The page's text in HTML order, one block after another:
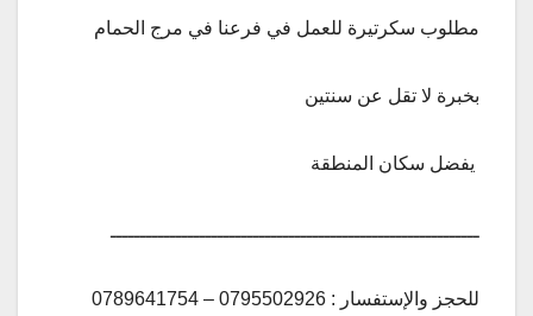
مطلوب سكرتيرة للعمل في فرعنا في مرج الحمام
بخبرة لا تقل عن سنتين
يفضل سكان المنطقة
ــــــــــــــــــــــــــــــــــــــــــــــــــــــــــــــ
للحجز والإستفسار : 0795502926 – 0789641754